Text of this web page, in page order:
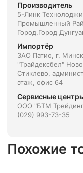
Производитель
5-Линк
Промышленный
Город,Город
Импортёр
ЗАО Патио, г.
"Трайдексбел"
Стиклево,
этаж, офис 64
Сервисные
ООО "БТМ
(029) 993-73-35
Похожие